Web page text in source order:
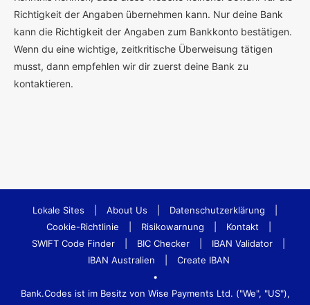
Richtigkeit der Angaben übernehmen kann. Nur deine Bank
kann die Richtigkeit der Angaben zum Bankkonto bestätigen.
Wenn du eine wichtige, zeitkritische Überweisung tätigen
musst, dann empfehlen wir dir zuerst deine Bank zu
kontaktieren.
Lokale Sites About Us Datenschutzerklärung
Cookie-Richtlinie
Risikowarnung Kontakt
SWIFT Code Finder
BIC Checker IBAN Validator
IBAN Australien
Create IBAN
•
Bank.Codes ist im Besitz von Wise Payments Ltd. ("We", "US"),